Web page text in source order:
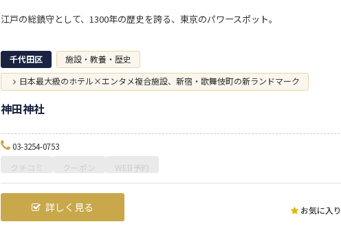
江戸の総鎮守として、1300年の歴史を誇る、東京のパワースポット。
千代田区
施設・教養・歴史
日本最大級のホテル×エンタメ複合施設、新宿・歌舞伎町の新ランドマーク
お気に入り
神田神社
03-3254-0753
クチコミ クーポン WEB予約
詳しく見る